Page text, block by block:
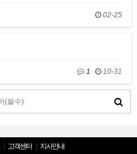
02-25
1 10-31
고객센터 지사안내